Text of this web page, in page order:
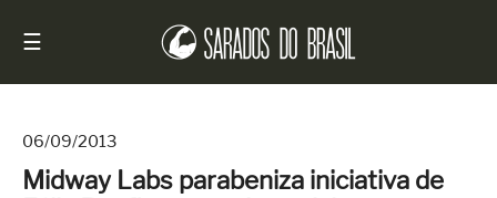
☰
Início
06/09/2013
Midway Labs parabeniza iniciativa de